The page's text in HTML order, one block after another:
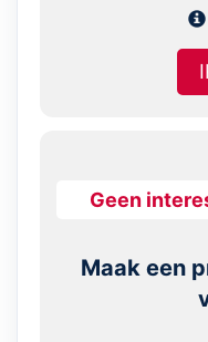
Geen
Maak een